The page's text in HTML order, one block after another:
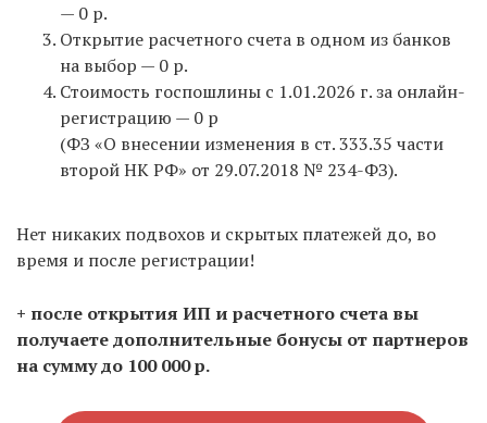
— 0 р.
Открытие расчетного счета в одном из банков
на выбор — 0 р.
Стоимость госпошлины с 1.01.2026 г. за онлайн-
регистрацию — 0 р
(ФЗ «О внесении изменения в ст. 333.35 части
второй НК РФ» от 29.07.2018 № 234-ФЗ).
Нет никаких подвохов и скрытых платежей до, во
время и после регистрации!
+ после открытия ИП и расчетного счета вы
получаете дополнительные бонусы от партнеров
на сумму до 100 000 р.